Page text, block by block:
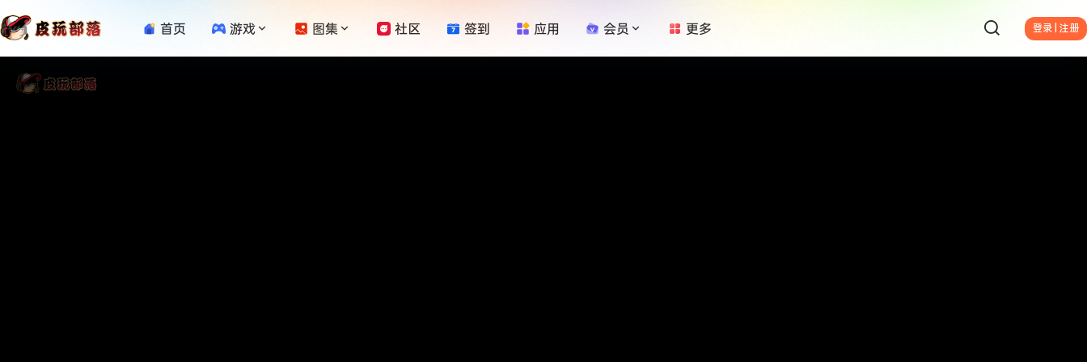
登录 | 注册
首页 游戏 图集 社区 签到 应用 会员 更多